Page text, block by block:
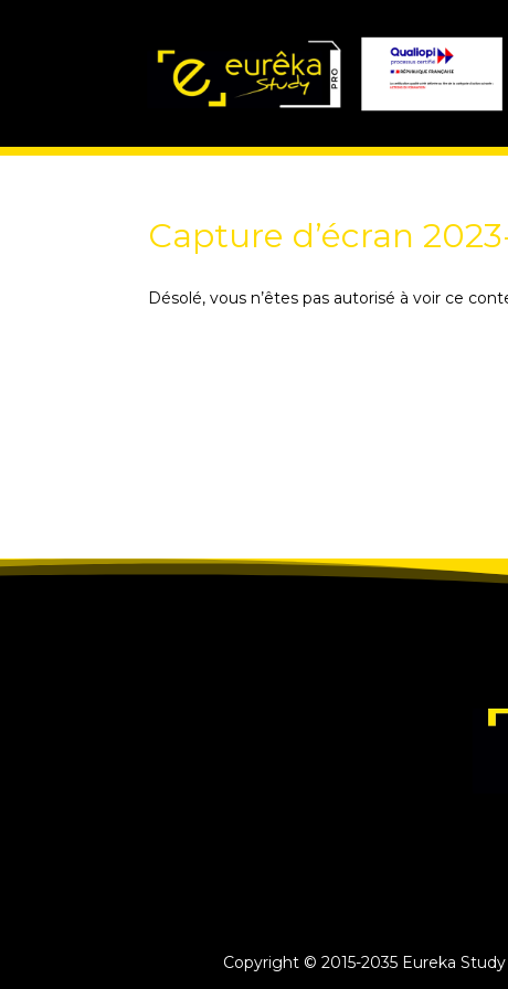
Capture d’écran
Désolé, vous n’êtes pas autorisé à voir ce
Copyright © 2015-2035 Eureka